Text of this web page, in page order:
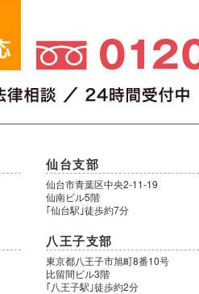
仙台支部
仙台市青葉区中央2-11-19
仙南ビル5階
｢仙台駅｣徒歩約7分
八王子支部
東京都八王子市旭町8番10号
比留間ビル3階
｢八王子駅｣徒歩約2分